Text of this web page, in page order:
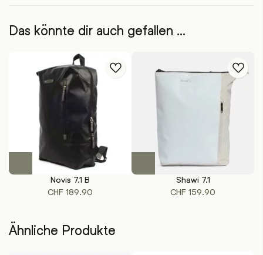
Das könnte dir auch gefallen …
Dieses
mehrere
Die
Novis 7.1 B
CHF 189.90
Dieses
mehrere
Shawi 7.1
CHF 159.90
Ähnliche Produkte